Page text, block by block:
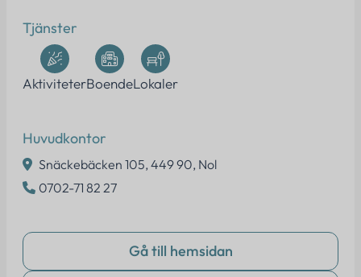
Tjänster
AktiviteterBoendeLokaler
Huvudkontor
Snäckebäcken 105, 449 90, Nol
0702-71 82 27
Gå till hemsidan